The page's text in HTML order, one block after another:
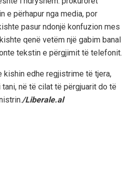
e përhapur nga media, por
pasur ndonjë konfuzion mes
qenë vetëm një gabim banal
tekstin e përgjimit të telefonit.
kishin edhe regjistrime të tjera,
në të cilat të përgjuarit do të
/Liberale.al